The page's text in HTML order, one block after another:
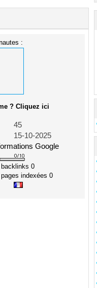
:
? Cliquez ici
45
15-10-2025
Google
backlinks0
pages indexées0